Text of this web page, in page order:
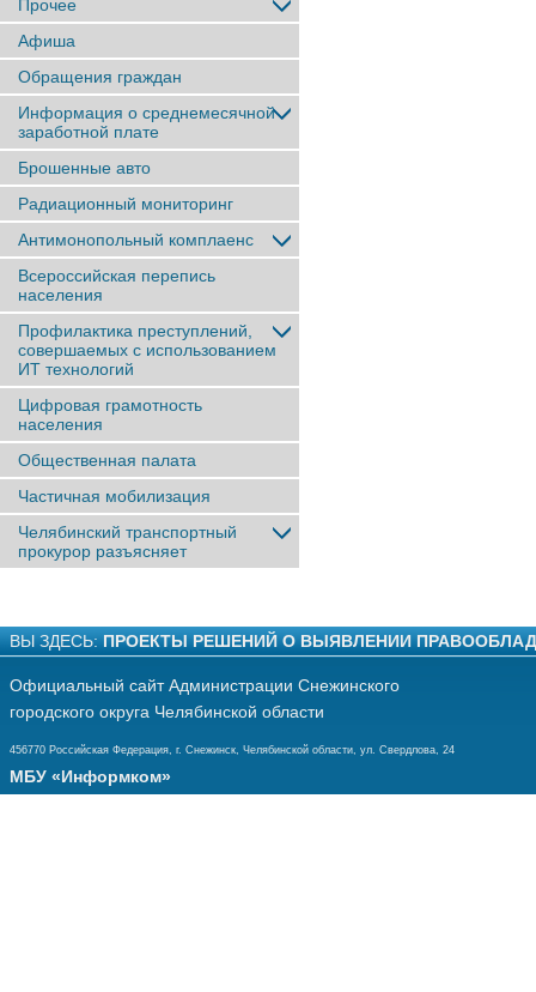
Прочее
Афиша
Обращения граждан
Информация о среднемесячной
заработной плате
Брошенные авто
Радиационный мониторинг
Антимонопольный комплаенс
Всероссийская перепись
населения
Профилактика преступлений,
совершаемых с использованием
ИТ технологий
Цифровая грамотность
населения
Общественная палата
Частичная мобилизация
Челябинский транспортный
прокурор разъясняет
ВЫ ЗДЕСЬ: ПРОЕКТЫ РЕШЕНИЙ О ВЫЯВЛЕНИИ
Официальный сайт Администрации Снежинского
городского округа Челябинской области
456770 Российская Федерация, г. Снежинск, Челябинской области, ул. Свердлова, 24
МБУ «Информком»